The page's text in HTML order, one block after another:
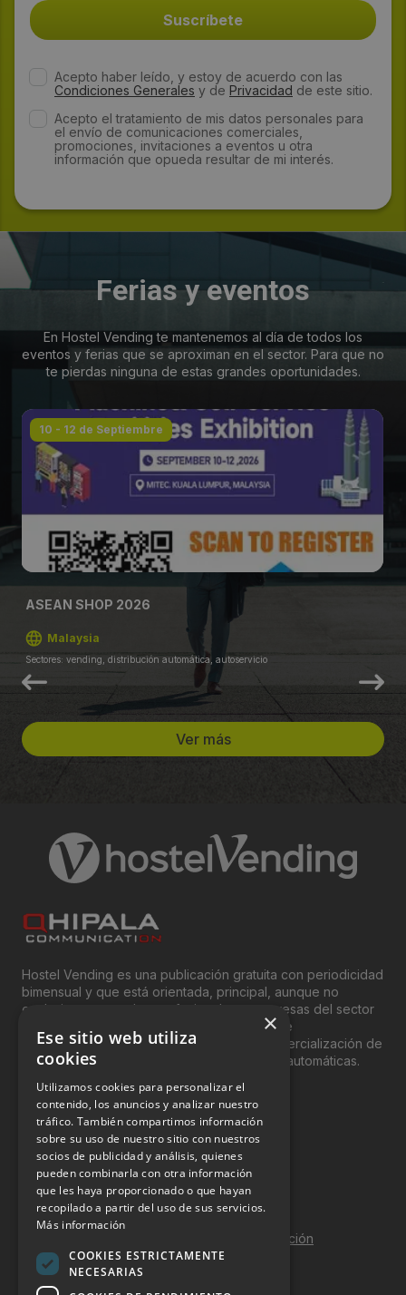
Acepto haber leído, y estoy de acuerdo con las
Condiciones Generales y de Privacidad de este sitio.
Acepto el tratamiento de mis datos personales para
el envío de comunicaciones comerciales,
promociones, invitaciones a eventos u otra
información que opueda resultar de mi interés.
Ferias y eventos
En Hostel Vending te mantenemos al día de todos los
eventos y ferias que se aproximan en el sector. Para que no
te pierdas ninguna de estas grandes oportunidades.
10 - 12 de Septiembre
ASEAN SHOP 2026
Malaysia
Sectores: vending, distribución automática, autoservicio
Ver más
Hostel Vending es una publicación gratuita con periodicidad
bimensual y que está orientada, principal, aunque no
exclusivamente, a los profesionales y empresas del sector
del “Vending”; nombre con el que se conoce
genéricamente entre profesionales a la comercialización de
productos y servicios a través de máquinas automáticas.
INFORMACIÓN LEGAL
Aviso Legal
Política de Privacidad
Política de Cookies
Política de calidad y seguridad de la información
Contacto
×
Ese sitio web utiliza
cookies
Utilizamos cookies para personalizar el
contenido, los anuncios y analizar nuestro
tráfico. También compartimos información
sobre su uso de nuestro sitio con nuestros
socios de publicidad y análisis, quienes
pueden combinarla con otra información
que les haya proporcionado o que hayan
recopilado a partir del uso de sus servicios.
Más información
COOKIES ESTRICTAMENTE
NECESARIAS